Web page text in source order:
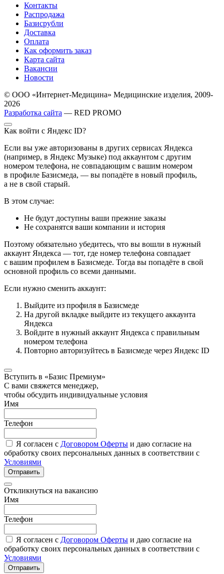
Контакты
Распродажа
Базисрубли
Доставка
Оплата
Как оформить заказ
Карта сайта
Вакансии
Новости
© ООО «Интернет-Медицина» Медицинские изделия, 2009-
2026
Разработка сайта — RED PROMO
Как войти с Яндекс ID?
Если вы уже авторизованы в других сервисах Яндекса
(например, в Яндекс Музыке) под аккаунтом с другим
номером телефона, не совпадающим с вашим номером
в профиле Базисмеда, — вы попадёте в новый профиль,
а не в свой старый.
В этом случае:
Не будут доступны ваши прежние заказы
Не сохранятся ваши компании и история
Поэтому обязательно убедитесь, что вы вошли в нужный
аккаунт Яндекса — тот, где номер телефона совпадает
с вашим профилем в Базисмеде. Тогда вы попадёте в свой
основной профиль со всеми данными.
Если нужно сменить аккаунт:
Выйдите из профиля в Базисмеде
На другой вкладке выйдите из текущего аккаунта
Яндекса
Войдите в нужный аккаунт Яндекса с правильным
номером телефона
Повторно авторизуйтесь в Базисмеде через Яндекс ID
Вступить в «Базис Премиум»
С вами свяжется менеджер,
чтобы обсудить индивидуальные условия
Имя
Телефон
Я согласен с Договором Оферты и даю согласие на
обработку своих персональных данных в соответствии с
Условиями
Отправить
Откликнуться на вакансию
Имя
Телефон
Я согласен с Договором Оферты и даю согласие на
обработку своих персональных данных в соответствии с
Условиями
Отправить